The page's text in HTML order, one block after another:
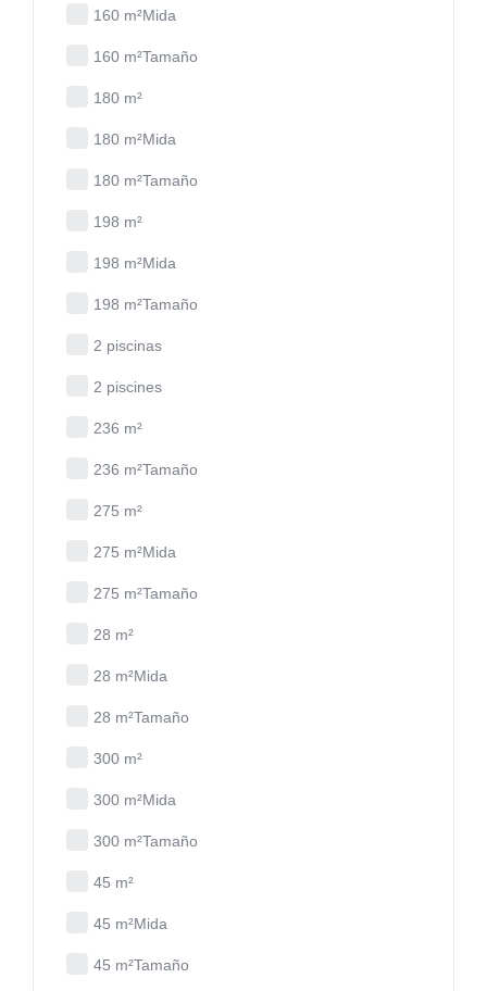
160 m²Mida
160 m²Tamaño
180 m²
180 m²Mida
180 m²Tamaño
198 m²
198 m²Mida
198 m²Tamaño
2 piscinas
2 piscines
236 m²
236 m²Tamaño
275 m²
275 m²Mida
275 m²Tamaño
28 m²
28 m²Mida
28 m²Tamaño
300 m²
300 m²Mida
300 m²Tamaño
45 m²
45 m²Mida
45 m²Tamaño